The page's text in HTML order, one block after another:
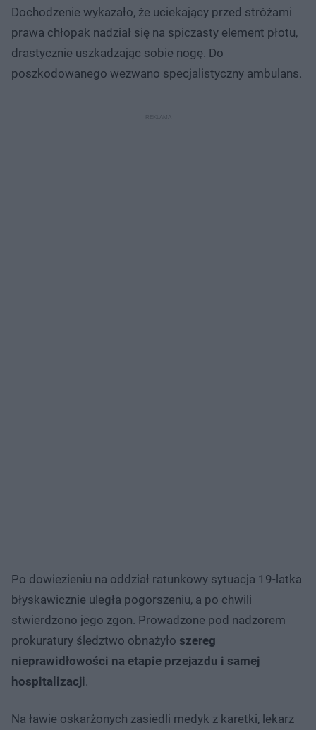
Dochodzenie wykazało, że uciekający przed stróżami
prawa chłopak nadział się na spiczasty element płotu,
drastycznie uszkadzając sobie nogę. Do
poszkodowanego wezwano specjalistyczny ambulans.
Po dowiezieniu na oddział ratunkowy sytuacja 19-latka
błyskawicznie uległa pogorszeniu, a po chwili
stwierdzono jego zgon. Prowadzone pod nadzorem
prokuratury śledztwo obnażyło szereg
nieprawidłowości na etapie przejazdu i samej
hospitalizacji.
Na ławie oskarżonych zasiedli medyk z karetki, lekarz